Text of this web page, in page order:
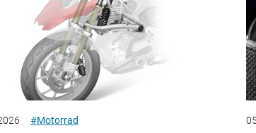
#Motorrad